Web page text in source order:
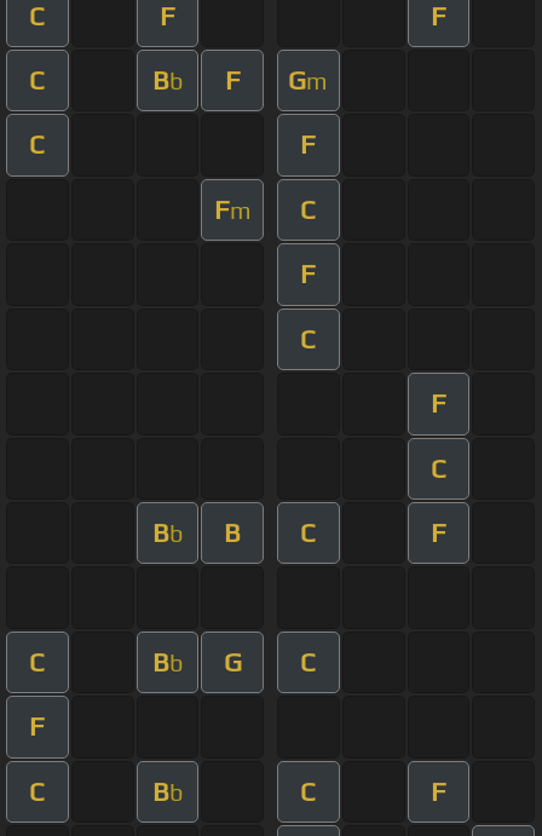
C F F
C Bb F Gm
C F
Fm C
F
C
F
C
Bb B C F
C Bb G C
F
C Bb C F